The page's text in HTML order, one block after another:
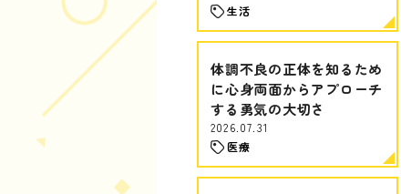
生活
体調不良の正体を知るため
に心身両面からアプローチ
する勇気の大切さ
2026.07.31
医療